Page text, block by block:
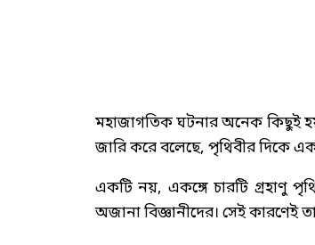
মহাজাগতিক ঘটনার অনেক কিছুই
জারি করে বলেছে, পৃথিবীর দিকে
একটি নয়, একঙ্গে চারটি গ্রহাণু
অজানা বিজ্ঞানীদের। সেই কারণেই